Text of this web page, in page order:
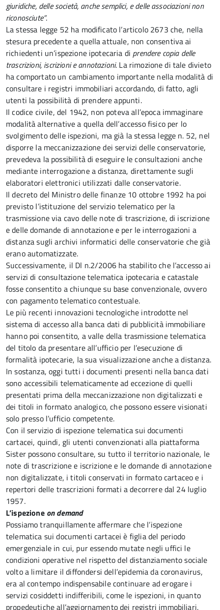
giuridiche, delle società, anche semplici, e delle associazioni non
riconosciute”.
La stessa legge 52 ha modificato l’articolo 2673 che, nella
stesura precedente a quella attuale, non consentiva ai
richiedenti un’ispezione ipotecaria di prendere copia delle
trascrizioni, iscrizioni e annotazioni. La rimozione di tale divieto
ha comportato un cambiamento importante nella modalità di
consultare i registri immobiliari accordando, di fatto, agli
utenti la possibilità di prendere appunti.
Il codice civile, del 1942, non poteva all’epoca immaginare
modalità alternative a quella dell’accesso fisico per lo
svolgimento delle ispezioni, ma già la stessa legge n. 52, nel
disporre la meccanizzazione dei servizi delle conservatorie,
prevedeva la possibilità di eseguire le consultazioni anche
mediante interrogazione a distanza, direttamente sugli
elaboratori elettronici utilizzati dalle conservatorie.
Il decreto del Ministro delle finanze 10 ottobre 1992 ha poi
previsto l’istituzione del servizio telematico per la
trasmissione via cavo delle note di trascrizione, di iscrizione
e delle domande di annotazione e per le interrogazioni a
distanza sugli archivi informatici delle conservatorie che già
erano automatizzate.
Successivamente, il Dl n.2/2006 ha stabilito che l’accesso ai
servizi di consultazione telematica ipotecaria e catastale
fosse consentito a chiunque su base convenzionale, ovvero
con pagamento telematico contestuale.
Le più recenti innovazioni tecnologiche introdotte nel
sistema di accesso alla banca dati di pubblicità immobiliare
hanno poi consentito, a valle della trasmissione telematica
del titolo da presentare all’ufficio per l’esecuzione di
formalità ipotecarie, la sua visualizzazione anche a distanza.
In sostanza, oggi tutti i documenti presenti nella banca dati
sono accessibili telematicamente ad eccezione di quelli
presentati prima della meccanizzazione non digitalizzati e
dei titoli in formato analogico, che possono essere visionati
solo presso l’ufficio competente.
Con il servizio di ispezione telematica sui documenti
cartacei, quindi, gli utenti convenzionati alla piattaforma
Sister possono consultare, su tutto il territorio nazionale, le
note di trascrizione e iscrizione e le domande di annotazione
non digitalizzate, i titoli conservati in formato cartaceo e i
repertori delle trascrizioni formati a decorrere dal 24 luglio
1957.
L’ispezione on demand
Possiamo tranquillamente affermare che l’ispezione
telematica sui documenti cartacei è figlia del periodo
emergenziale in cui, pur essendo mutate negli uffici le
condizioni operative nel rispetto del distanziamento sociale
volto a limitare il diffondersi dell’epidemia da coronavirus,
era al contempo indispensabile continuare ad erogare i
servizi cosiddetti indifferibili, come le ispezioni, in quanto
propedeutiche all’aggiornamento dei registri immobiliari.